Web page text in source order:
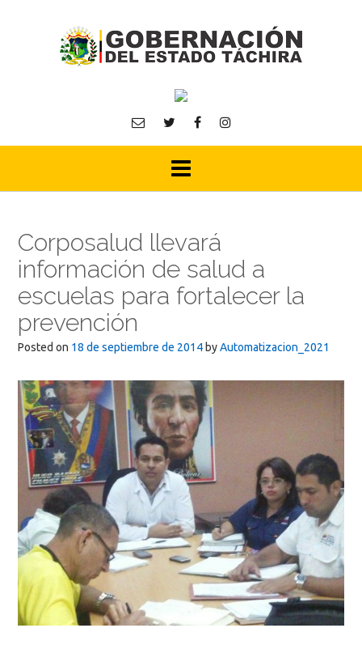
Corposalud llevará
información de salud a
escuelas para fortalecer la
prevención
Posted on 18 de septiembre de 2014 byAutomatizacion_2021